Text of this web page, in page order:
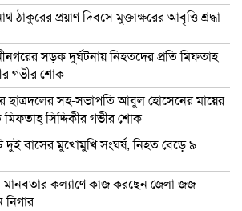
ঠাকুরের প্রয়াণ দিবসে মুক্তাক্ষরের আবৃত্তি শ্রদ্ধা
সড়ক দুর্ঘটনায় নিহতদের প্রতি মিফতাহ্
গভীর শোক
ছাত্রদলের সহ-সভাপতি আবুল হোসেনের মায়ের
সিদ্দিকীর গভীর শোক
দুই বাসের মুখোমুখি সংঘর্ষ, নিহত বেড়ে ৯
মানবতার কল্যাণে কাজ করছেন জেলা জজ
নিগার